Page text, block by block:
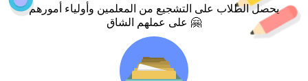
يحصل الطلاب على التشجيع من المعلمين وأولياء أمورهم
على عملهم الشاق 🤗